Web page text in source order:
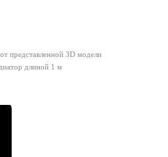
представленной 3D модели
длиной 1 м